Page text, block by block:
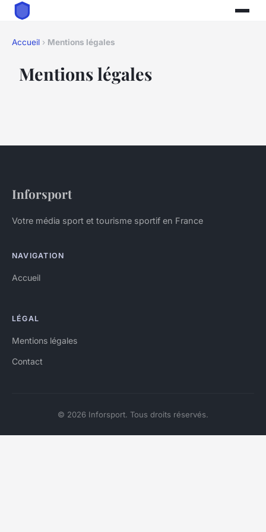
Accueil › Mentions légales
Mentions légales
Inforsport
Votre média sport et tourisme sportif en France
NAVIGATION
Accueil
LÉGAL
Mentions légales
Contact
© 2026 Inforsport. Tous droits réservés.